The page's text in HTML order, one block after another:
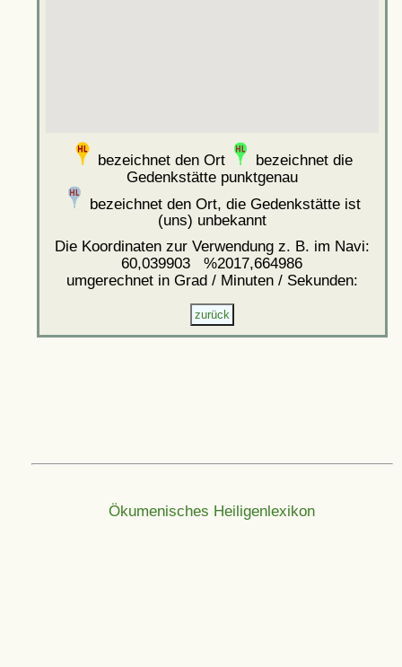
bezeichnet den Ort
bezeichnet die
Gedenkstätte punktgenau
bezeichnet den Ort, die Gedenkstätte ist
(uns) unbekannt
Die Koordinaten zur Verwendung z. B. im Navi:
60,039903 %2017,664986
umgerechnet in Grad / Minuten / Sekunden:
Ökumenisches Heiligenlexikon